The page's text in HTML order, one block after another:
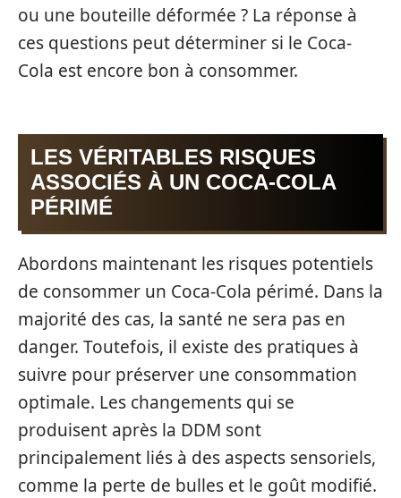
ou une bouteille déformée ? La réponse à
ces questions peut déterminer si le Coca-
Cola est encore bon à consommer.
LES VÉRITABLES RISQUES
ASSOCIÉS À UN COCA-COLA
PÉRIMÉ
Abordons maintenant les risques potentiels
de consommer un Coca-Cola périmé. Dans la
majorité des cas, la santé ne sera pas en
danger. Toutefois, il existe des pratiques à
suivre pour préserver une consommation
optimale. Les changements qui se
produisent après la DDM sont
principalement liés à des aspects sensoriels,
comme la perte de bulles et le goût modifié.